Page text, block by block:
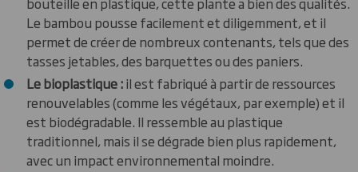
Le bambou pousse facilement et diligemment, et il
permet de créer de nombreux contenants, tels que des
tasses jetables, des barquettes ou des paniers.
Le bioplastique :il est fabriqué à partir de ressources
renouvelables (comme les végétaux, par exemple) et il
est biodégradable. Il ressemble au plastique
traditionnel, mais il se dégrade bien plus rapidement,
avec un impact environnemental moindre.